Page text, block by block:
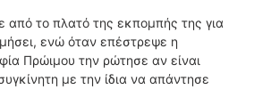
το πλατό της εκπομπής της για
ενώ όταν επέστρεψε η
Πρώιμου την ρώτησε αν είναι
με την ίδια να απάντησε